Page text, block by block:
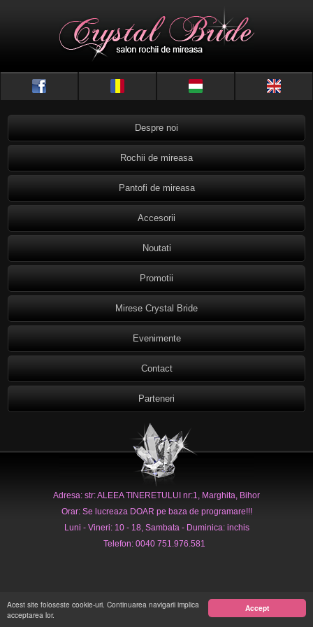
Accept
Acest site foloseste cookie-uri. Continuarea navigarii implica
acceptarea lor.
Despre noi
Rochii de mireasa
Pantofi de mireasa
Accesorii
Noutati
Promotii
Mirese Crystal Bride
Evenimente
Contact
Parteneri
Adresa: str: ALEEA TINERETULUI nr:1, Marghita, Bihor
Orar: Se lucreaza DOAR pe baza de programare!!!
Luni - Vineri: 10 - 18, Sambata - Duminica: inchis
Telefon: 0040 751.976.581